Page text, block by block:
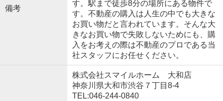
備考
す。駅まで徒歩8分の場所にある物件で
す。不動産の購入は人生の中でも大きな
お買い物だと言われています。そんな大
きなお買い物で失敗しないためにも、購
入をお考えの際は不動産のプロである当
社スタッフにお任せください。
株式会社スマイルホーム 大和店
神奈川県大和市渋谷７丁目8-4
TEL:046-244-0840